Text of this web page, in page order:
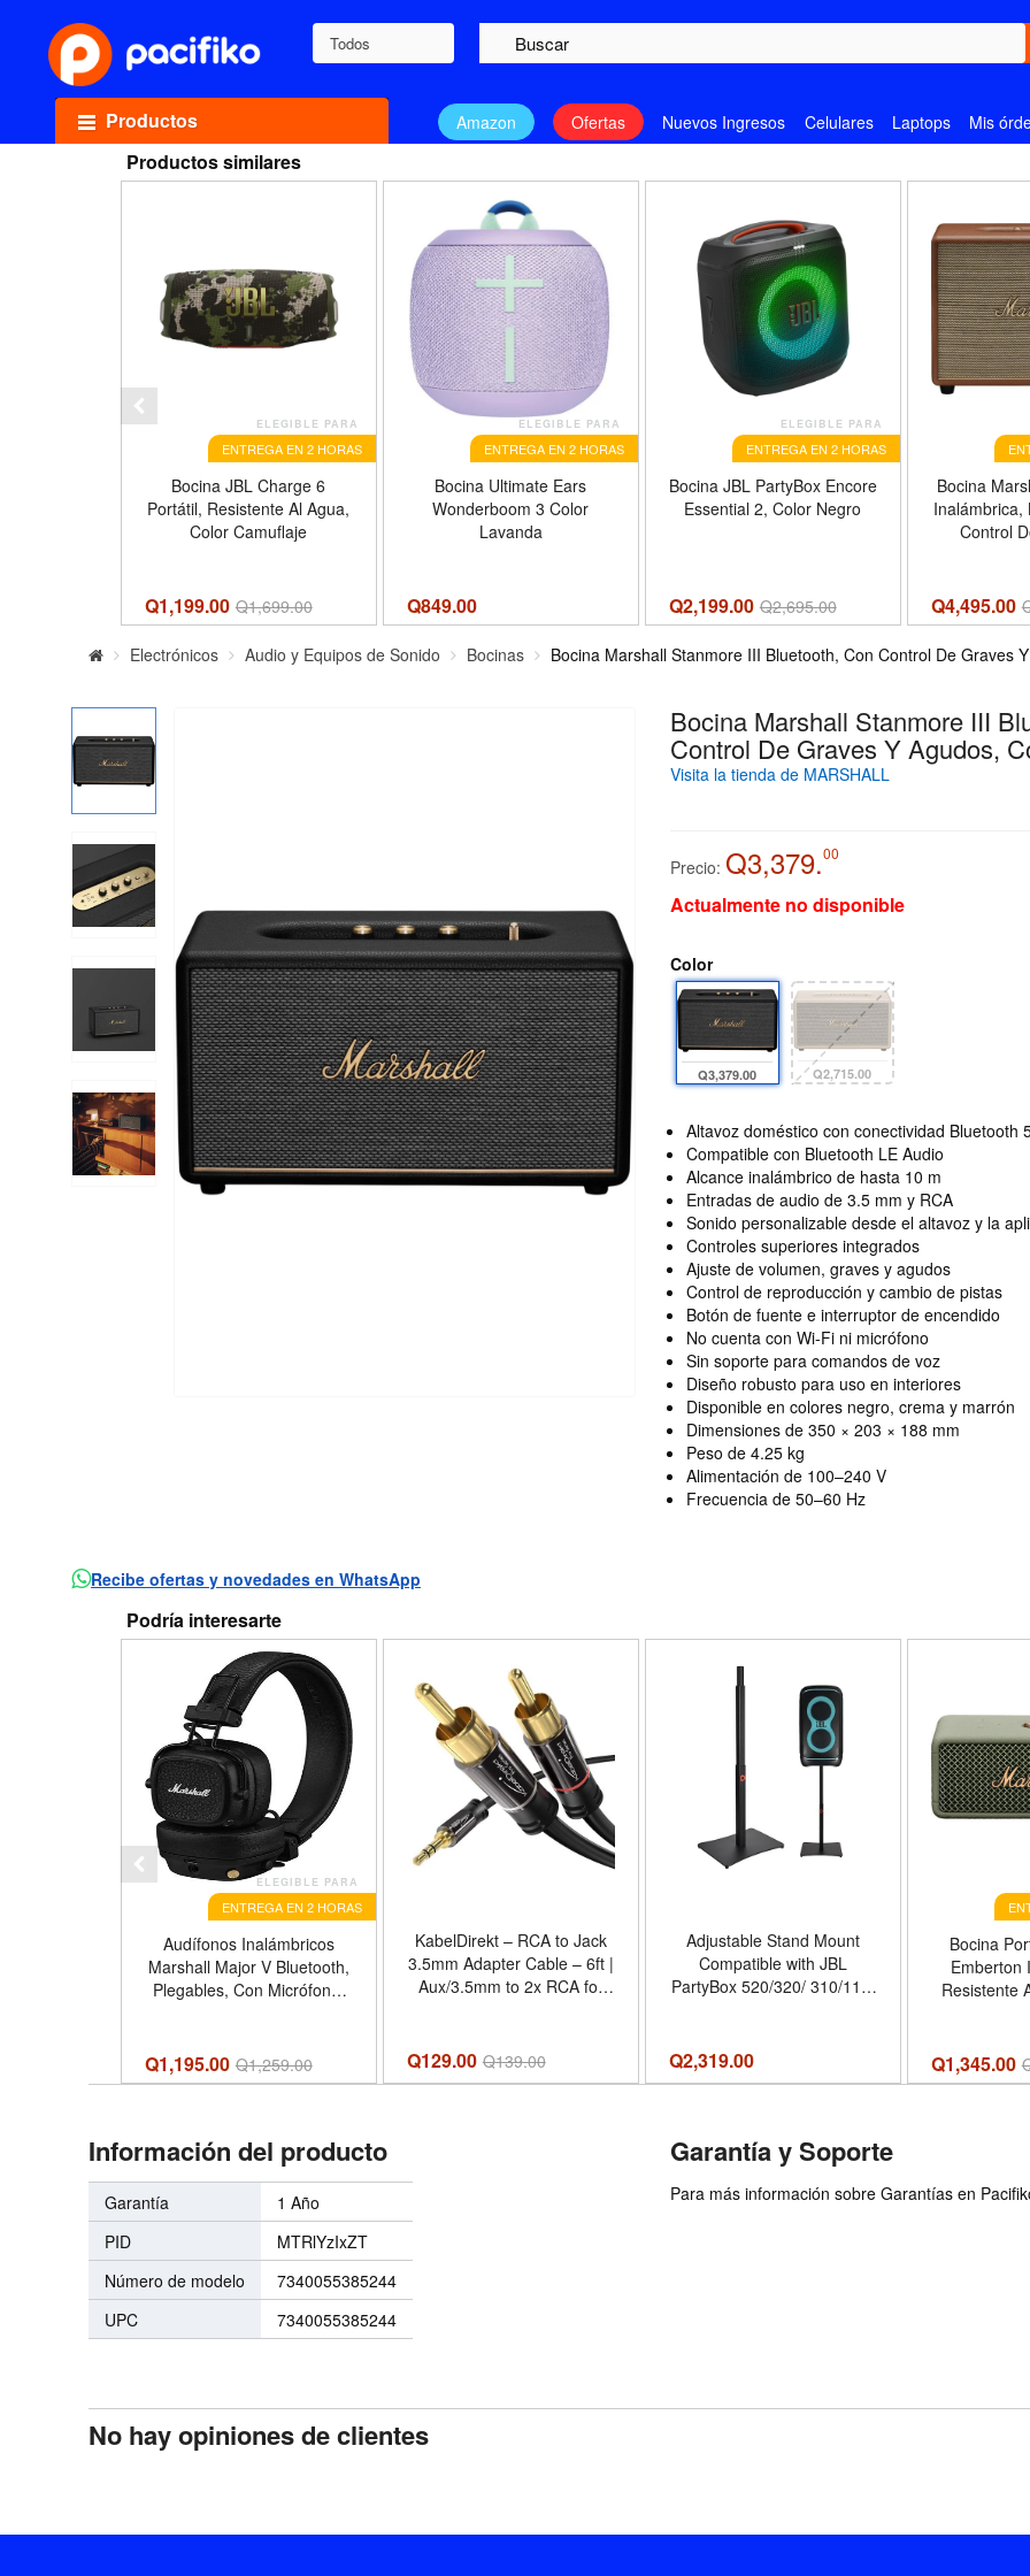
Todos
Productos Amazon Ofertas Nuevos Ingresos Celulares Laptops Mis
Productos similares
ELEGIBLE PARA
ENTREGA EN 2 HORAS
Bocina JBL Charge 6
Portátil, Resistente Al Agua,
Color Camuflaje
Q1,199.00 Q1,699.00
ELEGIBLE PARA
ENTREGA EN 2 HORAS
Bocina Ultimate Ears
Wonderboom 3 Color
Lavanda
Q849.00
ELEGIBLE PARA
ENTREGA EN 2 HORAS
Bocina JBL PartyBox Encore
Essential 2, Color Negro
Q2,199.00 Q2,695.00
Bocina
Inalámbrica,
Control
Q4,495.00
Electrónicos Audio y Equipos de Sonido Bocinas Bocina Marshall Stanmore III Bluetooth, Con Control De Graves
Bocina Marshall Stanmore III
Control De Graves Y Agudos,
Visita la tienda de MARSHALL
Precio: Q3,379.00
Actualmente no disponible
Color
Q3,379.00 Q2,715.00
Altavoz doméstico con conectividad Bluetooth
Compatible con Bluetooth LE Audio
Alcance inalámbrico de hasta 10 m
Entradas de audio de 3.5 mm y RCA
Sonido personalizable desde el altavoz y la
Controles superiores integrados
Ajuste de volumen, graves y agudos
Control de reproducción y cambio de pistas
Botón de fuente e interruptor de encendido
No cuenta con Wi-Fi ni micrófono
Sin soporte para comandos de voz
Diseño robusto para uso en interiores
Disponible en colores negro, crema y marrón
Dimensiones de 350 × 203 × 188 mm
Peso de 4.25 kg
Alimentación de 100–240 V
Frecuencia de 50–60 Hz
Recibe ofertas y novedades en WhatsApp
Podría interesarte
ELEGIBLE PARA
ENTREGA EN 2 HORAS
Audífonos Inalámbricos
Marshall Major V Bluetooth,
Plegables, Con Micrófono,
Q1,195.00 Q1,259.00
KabelDirekt – RCA to Jack
3.5mm Adapter Cable – 6ft |
Aux/3.5mm to 2x RCA for
notebook, MP3 - Tamaño 6
feet
Q129.00 Q139.00
Adjustable Stand Mount
Compatible with JBL
PartyBox 520/320/ 310/110/
Surround Sound Speaker
Stand for Home
Q2,319.00
Bocina
Emberton
Resistente
Q1,345.00
Información del producto
Garantía
1 Año
PID
MTRlYzIxZT
Número de modelo
7340055385244
UPC
7340055385244
Garantía y Soporte
Para más información sobre Garantías en
No hay opiniones de clientes